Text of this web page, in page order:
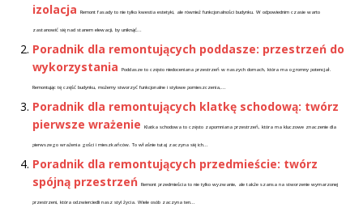
izolacja
Remont fasady to nie tylko kwestia estetyki, ale również funkcjonalności budynku. W odpowiednim czasie warto
zastanowić się nad stanem elewacji, by uniknąć...
Poradnik dla remontujących poddasze: przestrzeń do
wykorzystania
Poddasze to często niedoceniana przestrzeń w naszych domach, która ma ogromny potencjał.
Remontując tę część budynku, możemy stworzyć funkcjonalne i stylowe pomieszczenia,...
Poradnik dla remontujących klatkę schodową: twórz
pierwsze wrażenie
Klatka schodowa to często zapomniana przestrzeń, która ma kluczowe znaczenie dla
pierwszego wrażenia gości i mieszkańców. To właśnie tutaj zaczyna się ich...
Poradnik dla remontujących przedmieście: twórz
spójną przestrzeń Remont przedmieścia to nie tylko wyzwanie, ale także szansa na stworzenie wymarzonej
przestrzeni, która odzwierciedli nasz styl życia. Wiele osób zaczyna ten...